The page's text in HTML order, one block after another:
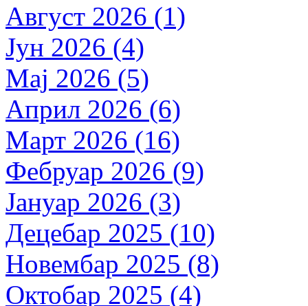
Август 2026 (1)
Јун 2026 (4)
Мај 2026 (5)
Април 2026 (6)
Март 2026 (16)
Фебруар 2026 (9)
Јануар 2026 (3)
Децебар 2025 (10)
Новембар 2025 (8)
Октобар 2025 (4)